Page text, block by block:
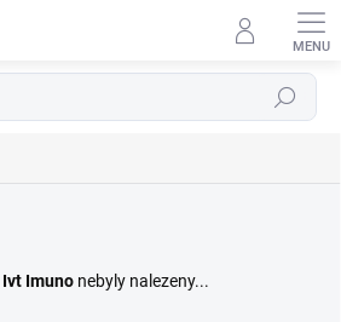
Hledat
Ivt Imuno nebyly nalezeny...